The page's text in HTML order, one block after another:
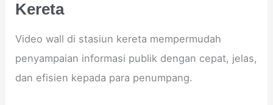
Kereta
Video wall di stasiun kereta mempermudah
penyampaian informasi publik dengan cepat, jelas,
dan efisien kepada para penumpang.